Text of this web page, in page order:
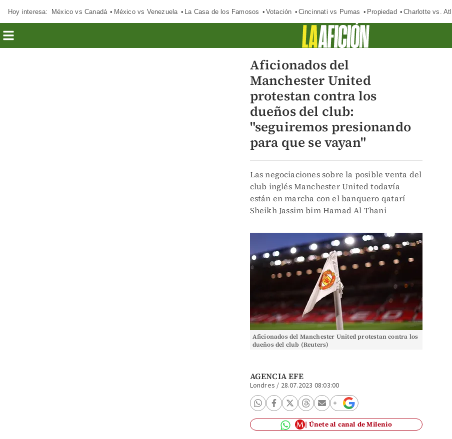
Hoy interesa: México vs Canadá México vs Venezuela La Casa de los Famosos Votación Cincinnati vs Pumas Propiedad Charlotte vs.
Aficionados del
Manchester United
protestan contra los
dueños del club:
"seguiremos presionando
para que se vayan"
Las negociaciones sobre la posible venta del
club inglés Manchester United todavía
están en marcha con el banquero qatarí
Sheikh Jassim bim Hamad Al Thani
Aficionados del Manchester United protestan contra los
dueños del club (Reuters)
AGENCIA EFE
Londres / 28.07.2023 08:03:00
Únete al canal de Milenio